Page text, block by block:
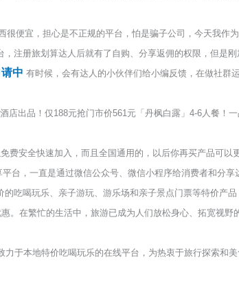
很便宜，担心是不正规的平台，怕是骗子公司，今天我作
，注册旅划算达人后就有了自购、分享返佣的权限，但是
中 有时候，会有达人的小伙伴们给小编反馈，在做社群
酒店出品！仅188元抢门市价561元「丹枫白露」4-6人餐！
费安全快速加入，而且全国通用的，以后你再买产品可
台，一直是通过微信公众号、微信小程序给消费者和分
吃喝玩乐、亲子游玩、游乐场和亲子景点门票等特价产
。在繁忙的生活中，旅游已成为人们放松身心、拓宽视野
力于本地特价吃喝玩乐的在线平台，为热衷于旅行探索和